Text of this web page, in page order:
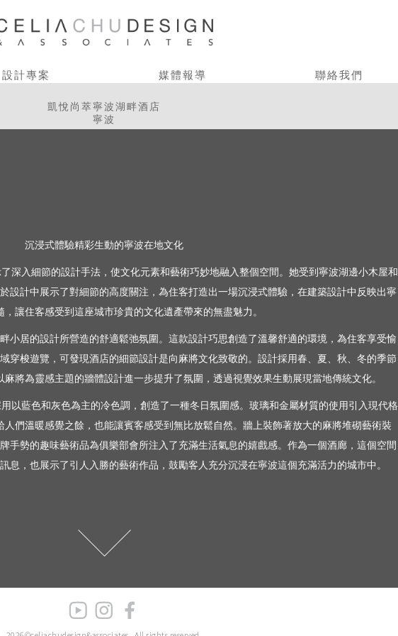
設計專案 媒體報導 聯絡我們
凱悅尚萃寧波湖畔酒店
寧波
沉浸式體驗精彩生動的寧波在地文化
深入細節的設計手法，使文化元素和藝術巧妙地融入整個空間。她受到寧波湖邊小木屋和
設計中展示了對細節的高度關注，為住客打造出一場沉浸式體驗，在建築設計中反映出寧
，讓住客感受到這座城市珍貴的文化遺產帶來的無盡魅力。
小居的設計所營造的舒適鬆弛氛圍。這款設計巧思創造了溫馨舒適的環境，為住客享受愉
穿梭遊覽，可發現酒店的細節設計是向麻將文化致敬的。設計採用春、夏、秋、冬的季節
將為靈感主題的牆體設計進一步提升了氛圍，透過視覺效果生動展現當地傳統文化。
以藍色和灰色為主的冷色調，創造了一種冬日氛圍感。玻璃和金屬材質的使用引入現代格
們溫暖感覺之餘，也能讓賓客感受到無比放鬆自然。牆上裝飾著放大的麻將堆砌藝術裝
手勢的趣味藝術品為俱樂部會所注入了充滿生活氣息的嬉戲感。作為一個酒廊，這個空間
息，也展示了引人入勝的藝術作品，鼓勵客人充分沉浸在寧波這個充滿活力的城市中。